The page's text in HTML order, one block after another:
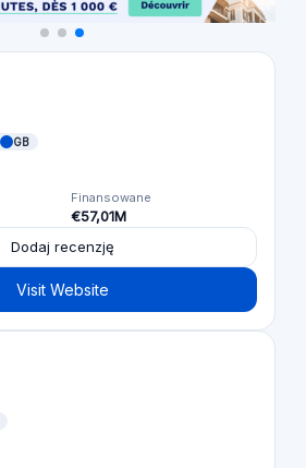
GB
Finansowane
€57,01M
Dodaj recenzję
Visit Website